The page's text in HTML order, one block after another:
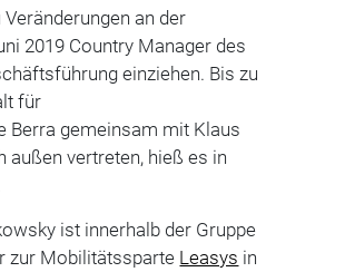
an der
2019 Country Manager des
einziehen. Bis zu
für
Berra gemeinsam mit Klaus
außen vertreten, hieß es in
ist innerhalb der Gruppe
zur Mobilitätssparte Leasys in